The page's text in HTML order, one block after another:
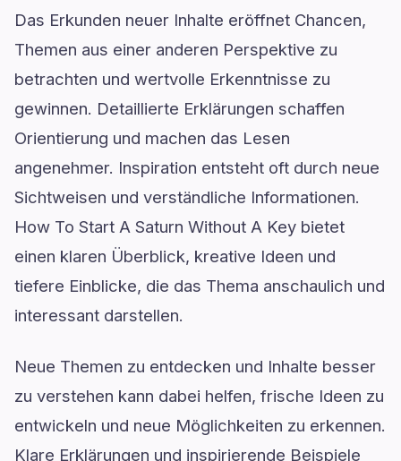
Das Erkunden neuer Inhalte eröffnet Chancen,
Themen aus einer anderen Perspektive zu
betrachten und wertvolle Erkenntnisse zu
gewinnen. Detaillierte Erklärungen schaffen
Orientierung und machen das Lesen
angenehmer. Inspiration entsteht oft durch neue
Sichtweisen und verständliche Informationen.
How To Start A Saturn Without A Key bietet
einen klaren Überblick, kreative Ideen und
tiefere Einblicke, die das Thema anschaulich und
interessant darstellen.
Neue Themen zu entdecken und Inhalte besser
zu verstehen kann dabei helfen, frische Ideen zu
entwickeln und neue Möglichkeiten zu erkennen.
Klare Erklärungen und inspirierende Beispiele